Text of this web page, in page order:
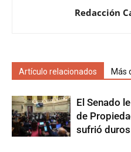
Redacción
Artículo relacionados Más
El Senado
de
sufrió